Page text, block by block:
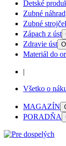
Detské
Zubné
Zubné
Zápach z úst
Zdravie úst
Materiál do
|
Všetko o
MAGAZÍN
PORADŇA